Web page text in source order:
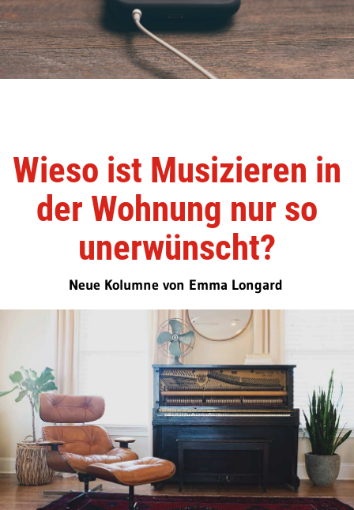
Wieso ist Musizieren in
der Wohnung nur so
unerwünscht?
Neue Kolumne von Emma Longard